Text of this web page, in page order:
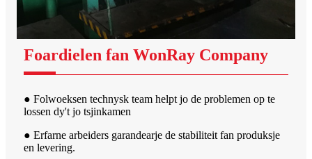
Foardielen fan WonRay Company
● Folwoeksen technysk team helpt jo de problemen op te
lossen dy't jo tsjinkamen
● Erfarne arbeiders garandearje de stabiliteit fan produksje
en levering.